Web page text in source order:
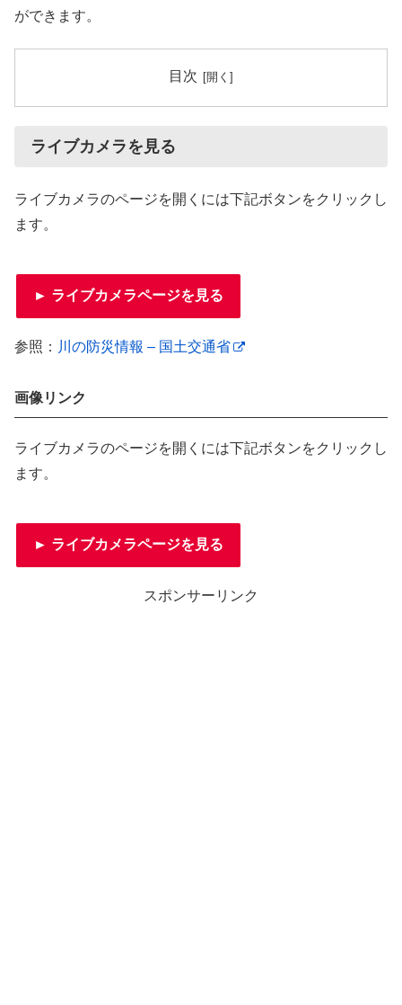
ができます。
目次
ライブカメラを見る
ライブカメラのページを開くには下記ボタンをクリックし
ます。
► ライブカメラページを見る
参照： 川の防災情報 – 国土交通省
画像リンク
ライブカメラのページを開くには下記ボタンをクリックし
ます。
► ライブカメラページを見る
スポンサーリンク